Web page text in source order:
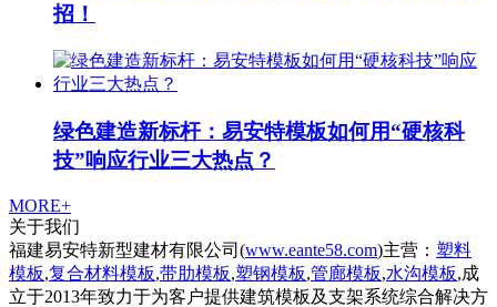
招！
绿色建造新标杆：易安特模板如何用“硬核科
技”响应行业三大热点？
MORE+
关于我们
福建易安特新型建材有限公司(www.eante58.com)主营： 塑料
模板,复合材料模板,带肋模板,塑钢模板,管廊模板,水沟模板,成
立于2013年致力于为客户提供建筑模板及支架系统综合解决方